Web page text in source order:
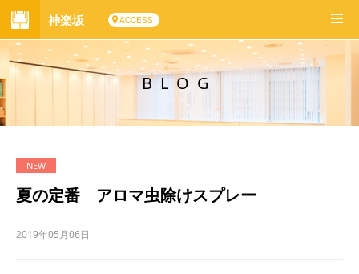
神楽坂 ACCESS
BLOG
夏の定番 アロマ虫除けスプレー
2019年05月06日